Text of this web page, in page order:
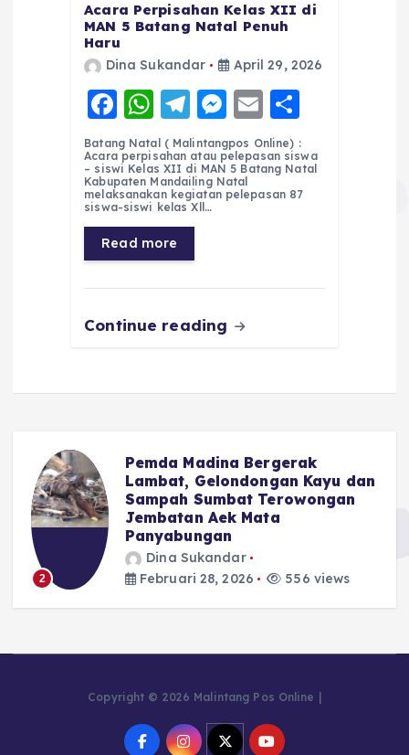
Acara Perpisahan Kelas XII di
MAN 5 Batang Natal Penuh
Haru
Dina Sukandar April 29, 2026
F
a
c
e
b
o
o
W
h
a
ts
A
p
p
T
el
e
g
r
m
M
e
ss
e
er
E
m
ai
l
h
a
re
Batang Natal ( Malintangpos Online) :
Acara perpisahan atau pelepasan siswa
– siswi Kelas XII di MAN 5 Batang Natal
Kabupaten Mandailing Natal
melaksanakan kegiatan pelepasan 87
siswa-siswi kelas Xll…
Read more
Continue reading
2
Pemda Madina Bergerak
Lambat, Gelondongan Kayu dan
Sampah Sumbat Terowongan
Jembatan Aek Mata
Panyabungan
Dina Sukandar
Februari 28, 2026
556 views
Copyright © 2026 Malintang Pos Online |